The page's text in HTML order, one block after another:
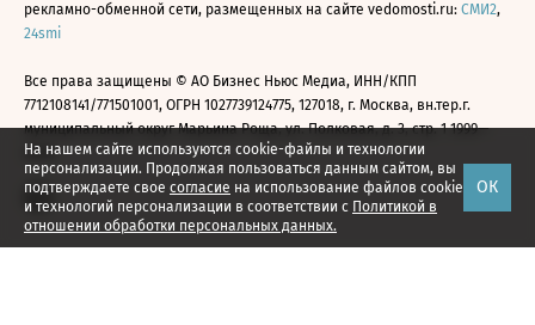
На нашем сайте используются cookie-файлы и технологии
персонализации. Продолжая пользоваться данным сайтом, вы
подтверждаете свое согласие на использование файлов cookie
и технологий персонализации в соответствии с Политикой в
отношении обработки персональных данных.
ОК
рекламно-обменной сети, размещенных на сайте vedomosti.ru: СМИ2,
24smi
Все права защищены © АО Бизнес Ньюс Медиа, ИНН/КПП
7712108141/771501001, ОГРН 1027739124775, 127018, г. Москва, вн.тер.г.
муниципальный округ Марьина Роща, ул. Полковая, д. 3, стр. 1 1999—
2026